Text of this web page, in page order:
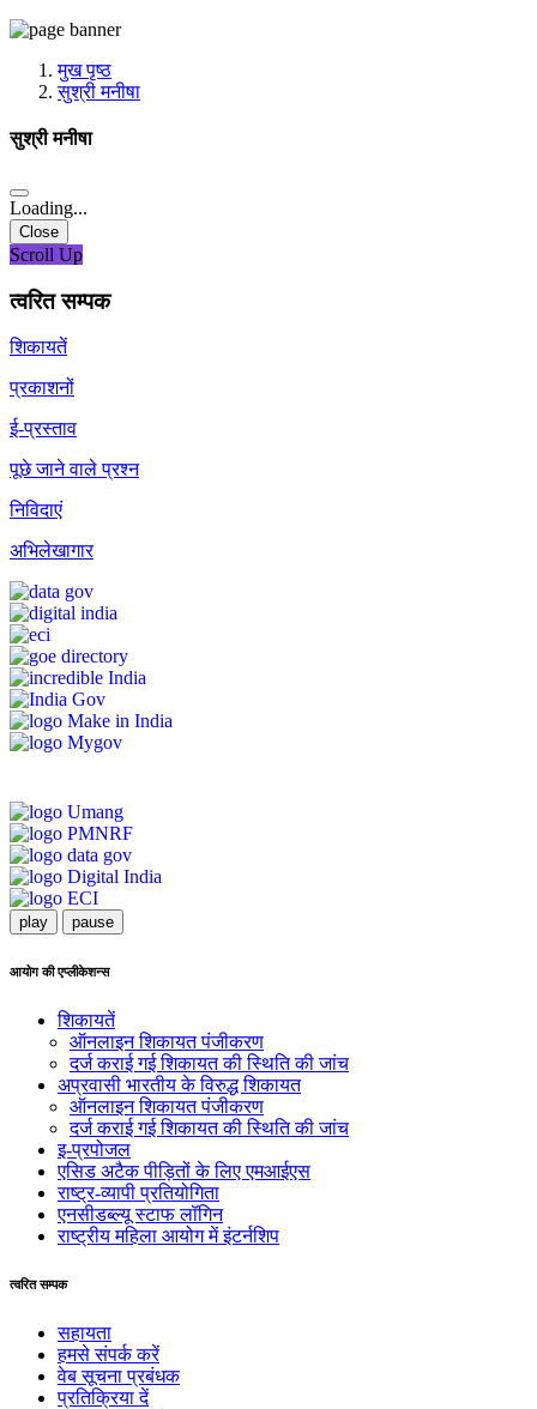
मुख पृष्ठ
सुश्री मनीषा
सुश्री मनीषा
Loading...
Close
Scroll Up
त्वरित सम्पक
शिकायतें
प्रकाशनों
ई-प्रस्ताव
पूछे जाने वाले प्रश्न
निविदाएं
अभिलेखागार
play pause
आयोग की एप्लीकेशन्स
शिकायतें
ऑनलाइन शिकायत पंजीकरण
दर्ज कराई गई शिकायत की स्थिति की जांच
अप्रवासी भारतीय के विरुद्ध शिकायत
ऑनलाइन शिकायत पंजीकरण
दर्ज कराई गई शिकायत की स्थिति की जांच
इ-प्रपोजल
एसिड अटैक पीड़ितों के लिए एमआईएस
राष्ट्र-व्यापी प्रतियोगिता
एनसीडब्ल्यू स्टाफ लॉगिन
राष्ट्रीय महिला आयोग में इंटर्नशिप
त्वरित सम्पक
सहायता
हमसे संपर्क करें
वेब सूचना प्रबंधक
प्रतिक्रिया दें